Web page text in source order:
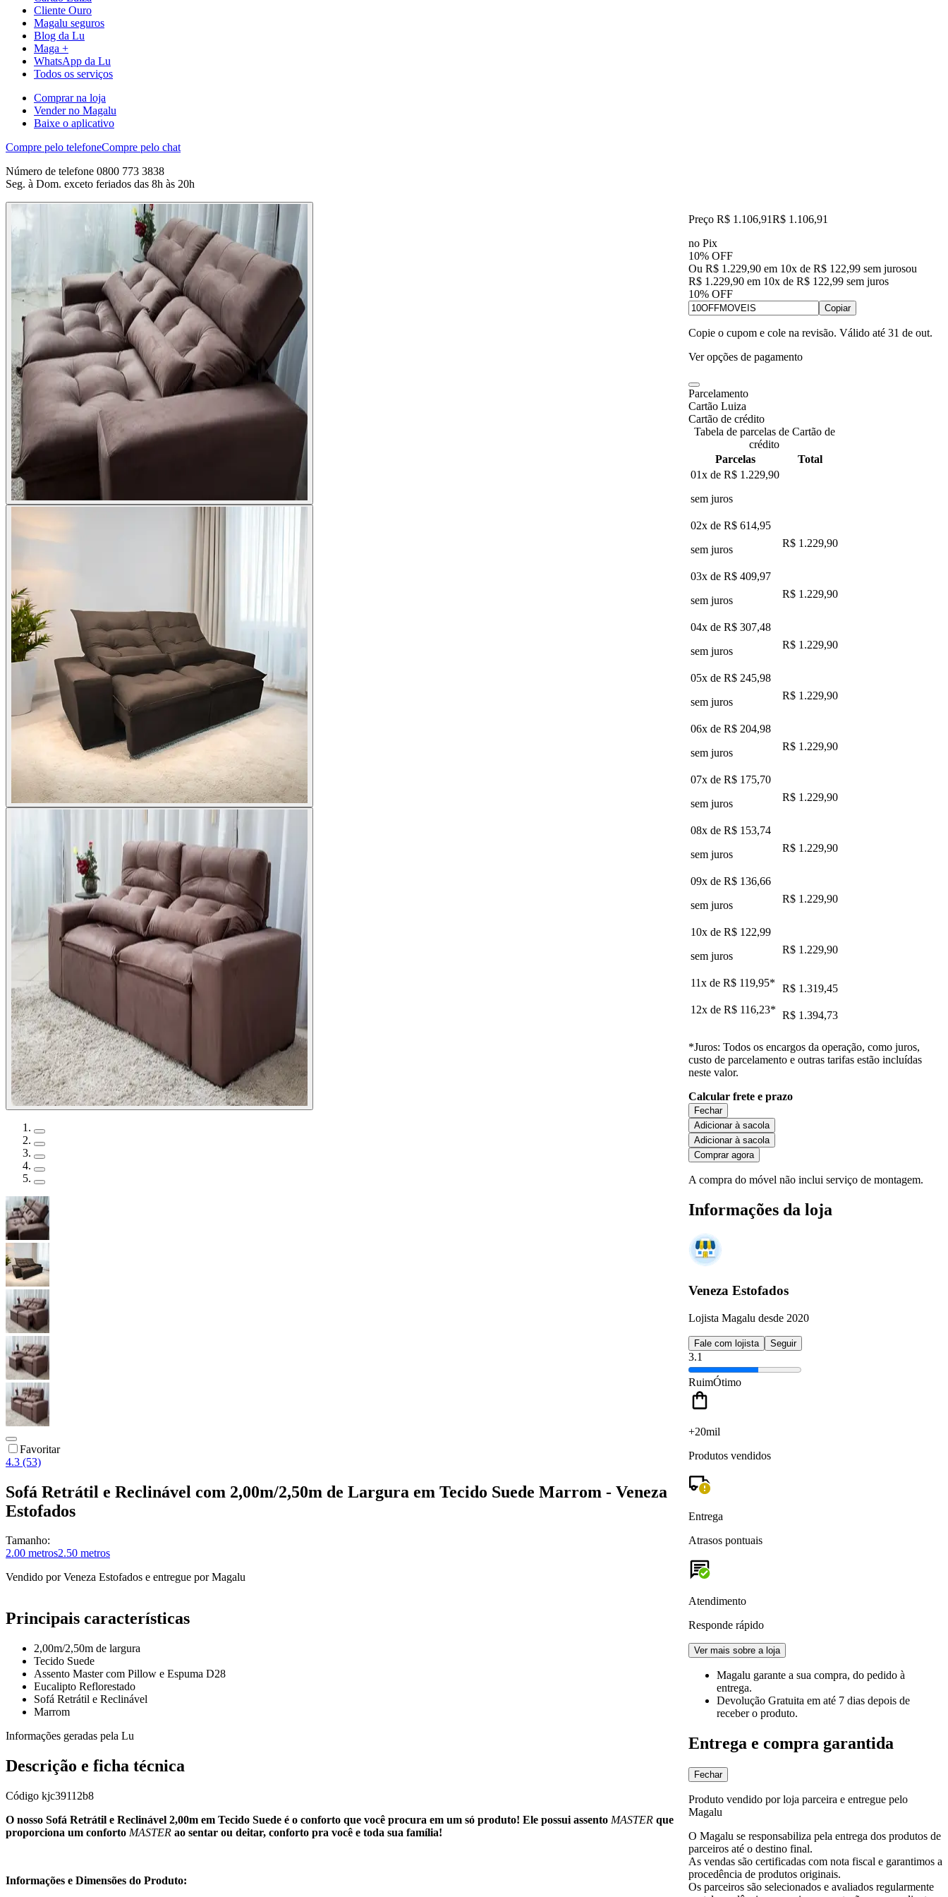
Cliente Ouro
Magalu seguros
Blog da Lu
Maga +
WhatsApp da Lu
Todos os serviços
Comprar na loja
Vender no Magalu
Baixe o aplicativo
Compre pelo telefoneCompre pelo chat
Número de telefone 0800 773 3838
Seg. à Dom. exceto feriados das 8h às 20h
Favoritar
4.3 (53)
Sofá Retrátil e Reclinável com 2,00m/2,50m de Largura em Tecido Suede Marrom - Veneza
Estofados
Tamanho:
2.00 metros2.50 metros
Vendido porVeneza Estofados e entregue por Magalu
Preço R$ 1.106,91R$ 1.106,91
no Pix
10% OFF
Ou R$ 1.229,90 em 10x de R$ 122,99 sem jurosou
R$ 1.229,90 em 10x de R$ 122,99 sem juros
10% OFF
Copiar
Copie o cupom e cole na revisão. Válido até 31 de out.
Ver opções de pagamento
Parcelamento
Cartão Luiza
Cartão de crédito
Tabela de parcelas de Cartão de
crédito
Parcelas
Total
01x de R$ 1.229,90
sem juros
02x de R$ 614,95
sem juros
R$ 1.229,90
03x de R$ 409,97
sem juros
R$ 1.229,90
04x de R$ 307,48
sem juros
R$ 1.229,90
05x de R$ 245,98
sem juros
R$ 1.229,90
06x de R$ 204,98
sem juros
R$ 1.229,90
07x de R$ 175,70
sem juros
R$ 1.229,90
08x de R$ 153,74
sem juros
R$ 1.229,90
09x de R$ 136,66
sem juros
R$ 1.229,90
10x de R$ 122,99
sem juros
R$ 1.229,90
11x de R$ 119,95*
R$ 1.319,45
12x de R$ 116,23* R$ 1.394,73
*Juros: Todos os encargos da operação, como juros,
custo de parcelamento e outras tarifas estão incluídas
neste valor.
Calcular frete e prazo
Fechar
Adicionar à sacola
Adicionar à sacola
Comprar agora
A compra do móvel não inclui serviço de montagem.
Informações da loja
Veneza Estofados
Lojista Magalu desde 2020
Fale com lojista Seguir
3.1
RuimÓtimo
+20mil
Produtos vendidos
Entrega
Atrasos pontuais
Atendimento
Responde rápido
Ver mais sobre a loja
Magalu garante a sua compra, do pedido à
entrega.
Devolução Gratuita em até 7 dias depois de
receber o produto.
Entrega e compra garantida
Fechar
Produto vendido por loja parceira e entregue pelo
Magalu
O Magalu se responsabiliza pela entrega dos produtos de
parceiros até o destino final.
As vendas são certificadas com nota fiscal e garantimos a
procedência de produtos originais.
Os parceiros são selecionados e avaliados regularmente
Principais características
2,00m/2,50m de largura
Tecido Suede
Assento Master com Pillow e Espuma D28
Eucalipto Reflorestado
Sofá Retrátil e Reclinável
Marrom
Informações geradas pela Lu
Descrição e ficha técnica
Código kjc39112b8
O nosso Sofá Retrátil e Reclinável 2,00m em Tecido Suede é o conforto que você procura em um só produto! Ele possui assento MASTER que
proporciona um conforto MASTER ao sentar ou deitar, conforto pra você e toda sua família!
Informações e Dimensões do Produto: